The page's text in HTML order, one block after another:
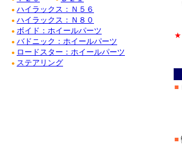
★
■
■
● ハイラックス：Ｎ５６
● ハイラックス：Ｎ８０
● ボイド：ホイールパーツ
● バドニック：ホイールパーツ
● ロードスター：ホイールパーツ
● ステアリング